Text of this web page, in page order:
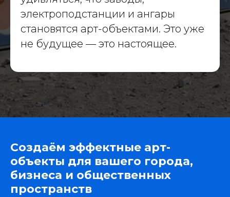
электроподстанции и ангары
становятся арт-объектами. Это уже
не будущее — это настоящее.
Создаём эффектные арт-
объекты для вашего города,
бизнеса и общественных
пространств